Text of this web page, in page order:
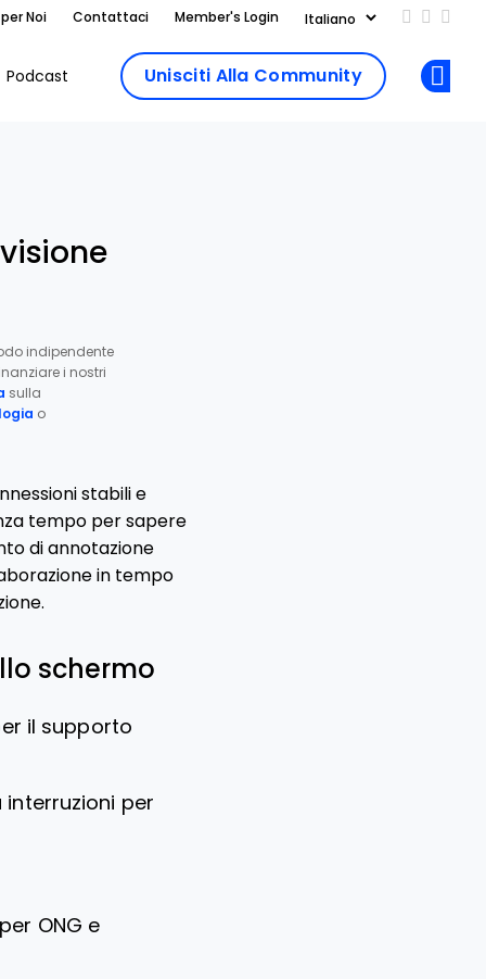
Noi Contattaci Member's Login Add us
Follow
Podcast Unisciti Alla Community
indipendente
i nostri
sulla
o
stabili e
tempo per sapere
di annotazione
in tempo
schermo
il supporto
interruzioni per
ONG e